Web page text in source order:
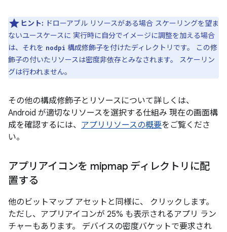
ヒント: ドローアブル リソースがある場合 スケーリングを望ま
ないユースケースに 実行時に自分でイメージに調整を加える場合
は、それを nodpi 構成修飾子を付けたディレクトリです。 この修
飾子の付いたリソースは密度非依存とみなされます。 スケーリン
グは行われません。
その他の構成修飾子とリソースについて詳しくは、
Android が適切なリソースを選択する仕組み 現在の画面構
成を確認するには、 アプリリソースの概要をご覧くださ
い。
アプリアイコンを mipmap ディレクトリに配
置する
他のビットマップ アセットと同様に、 クリックします。
ただし、アプリアイコンが 25% も表示されるアプリ ラン
チャーもあります。 デバイスの密度バケットで要求され